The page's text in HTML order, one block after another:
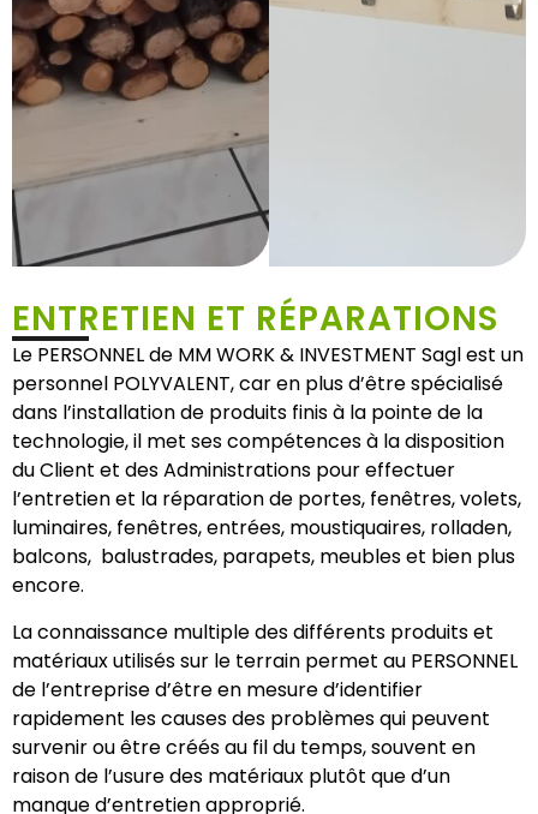
ENTRETIEN ET RÉPARATIONS
Le PERSONNEL de MM WORK & INVESTMENT Sagl est un
personnel POLYVALENT, car en plus d’être spécialisé
dans l’installation de produits finis à la pointe de la
technologie, il met ses compétences à la disposition
du Client et des Administrations pour effectuer
l’entretien et la réparation de portes, fenêtres, volets,
luminaires, fenêtres, entrées, moustiquaires, rolladen,
balcons, balustrades, parapets, meubles et bien plus
encore.
La connaissance multiple des différents produits et
matériaux utilisés sur le terrain permet au PERSONNEL
de l’entreprise d’être en mesure d’identifier
rapidement les causes des problèmes qui peuvent
survenir ou être créés au fil du temps, souvent en
raison de l’usure des matériaux plutôt que d’un
manque d’entretien approprié.